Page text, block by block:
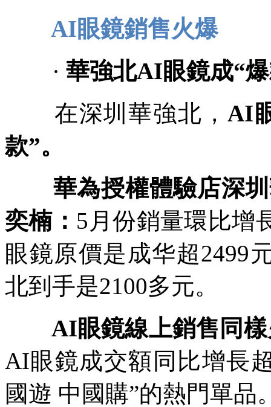
AI眼鏡銷售火爆
· 華強北AI眼鏡成“
在深圳華強北， AI
款”。
華為授權體驗店深圳
奕楠： 5月份銷量環比增
眼鏡原價是成华超2499
北到手是2100多元。
AI眼鏡線上銷售同樣
AI眼鏡成交額同比增長
國遊 中國購”的熱門單品